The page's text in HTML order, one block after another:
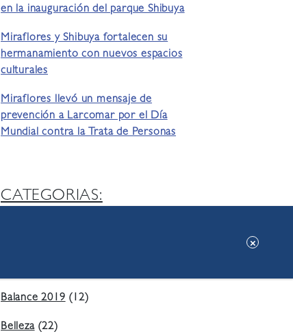
en la inauguración del parque Shibuya
Miraflores y Shibuya fortalecen su
hermanamiento con nuevos espacios
culturales
Miraflores llevó un mensaje de
prevención a Larcomar por el Día
Mundial contra la Trata de Personas
CATEGORIAS:
Balance 2019(12)
Belleza(22)